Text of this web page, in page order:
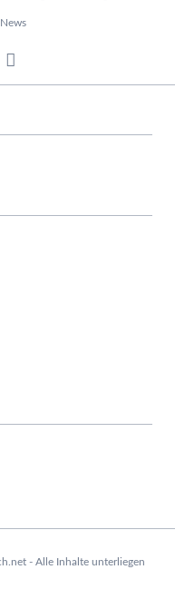
News
- Alle Inhalte unterliegen